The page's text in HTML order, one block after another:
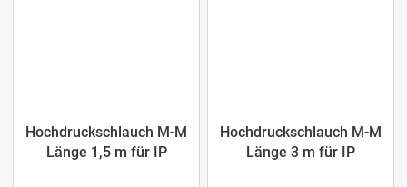
Hochdruckschlauch M-M
Länge 1,5 m für IP
Hochdruckschlauch M-M
Länge 3 m für IP